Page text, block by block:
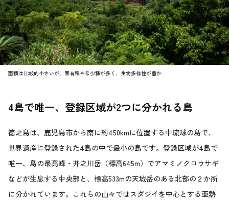
面積は比較的小さいが、固有種や希少種が多く、生物多様性が豊か
4島で唯一、登録区域が2つに分かれる島
徳之島は、鹿児島市から南に約450kmに位置する中琉球の島で、
世界遺産に登録された4島の中で最小の島です。登録区域が4島で
唯一、島の最高峰・井之川岳（標高645m）でアマミノクロウサギ
などが生息する中央部と、標高533mの天城岳のある北部の２か所
に分かれています。これらの山々ではスダジイを中心とする亜熱